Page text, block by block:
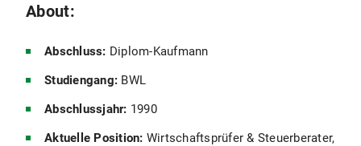
About:
Abschluss: Diplom-Kaufmann
Studiengang: BWL
Abschlussjahr: 1990
Aktuelle Position: Wirtschaftsprüfer & Steuerberater,